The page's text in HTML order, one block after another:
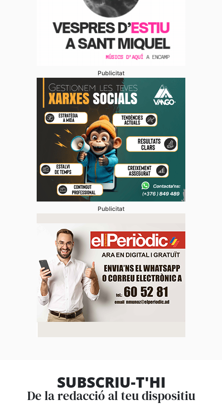
Publicitat
Publicitat
SUBSCRIU-T'HI
De la redacció al teu dispositiu